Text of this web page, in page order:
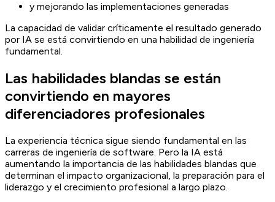
y mejorando las implementaciones generadas
La capacidad de validar críticamente el resultado generado
por IA se está convirtiendo en una habilidad de ingeniería
fundamental.
Las habilidades blandas se están
convirtiendo en mayores
diferenciadores profesionales
La experiencia técnica sigue siendo fundamental en las
carreras de ingeniería de software. Pero la IA está
aumentando la importancia de las habilidades blandas que
determinan el impacto organizacional, la preparación para el
liderazgo y el crecimiento profesional a largo plazo.